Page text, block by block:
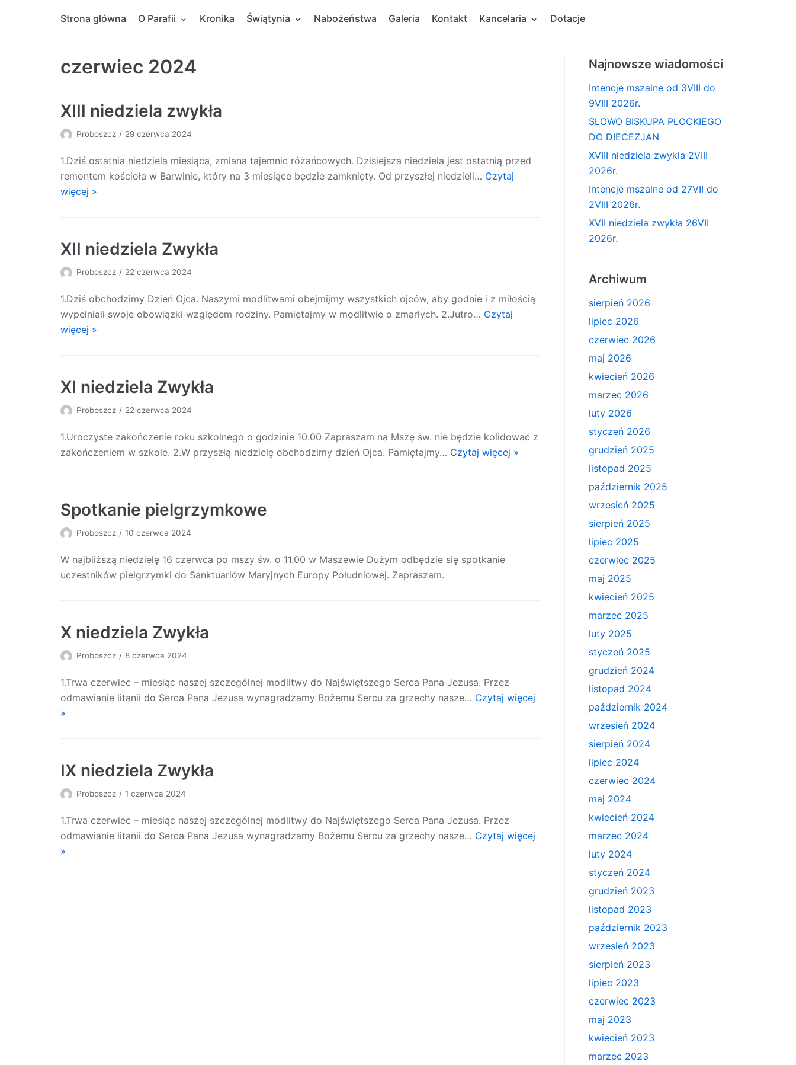
Strona główna O Parafii Kronika Świątynia Nabożeństwa Galeria Kontakt Kancelaria Dotacje
czerwiec 2024
XIII niedziela zwykła
Proboszcz 29 czerwca 2024
1.Dziś ostatnia niedziela miesiąca, zmiana tajemnic różańcowych. Dzisiejsza niedziela jest ostatnią przed
remontem kościoła w Barwinie, który na 3 miesiące będzie zamknięty. Od przyszłej niedzieli… Czytaj
więcej »
XII niedziela Zwykła
Proboszcz 22 czerwca 2024
1.Dziś obchodzimy Dzień Ojca. Naszymi modlitwami obejmijmy wszystkich ojców, aby godnie i z miłością
wypełniali swoje obowiązki względem rodziny. Pamiętajmy w modlitwie o zmarłych. 2.Jutro… Czytaj
więcej »
XI niedziela Zwykła
Proboszcz 22 czerwca 2024
1.Uroczyste zakończenie roku szkolnego o godzinie 10.00 Zapraszam na Mszę św. nie będzie kolidować z
zakończeniem w szkole. 2.W przyszłą niedzielę obchodzimy dzień Ojca. Pamiętajmy… Czytaj więcej »
Spotkanie pielgrzymkowe
Proboszcz 10 czerwca 2024
W najbliższą niedzielę 16 czerwca po mszy św. o 11.00 w Maszewie Dużym odbędzie się spotkanie
uczestników pielgrzymki do Sanktuariów Maryjnych Europy Południowej. Zapraszam.
X niedziela Zwykła
Proboszcz 8 czerwca 2024
1.Trwa czerwiec – miesiąc naszej szczególnej modlitwy do Najświętszego Serca Pana Jezusa. Przez
odmawianie litanii do Serca Pana Jezusa wynagradzamy Bożemu Sercu za grzechy nasze… Czytaj więcej
»
IX niedziela Zwykła
Proboszcz 1 czerwca 2024
1.Trwa czerwiec – miesiąc naszej szczególnej modlitwy do Najświętszego Serca Pana Jezusa. Przez
odmawianie litanii do Serca Pana Jezusa wynagradzamy Bożemu Sercu za grzechy nasze… Czytaj więcej
»
Najnowsze wiadomości
Intencje mszalne od 3VIII do
9VIII 2026r.
SŁOWO BISKUPA PŁOCKIEGO
DO DIECEZJAN
XVIII niedziela zwykła 2VIII
2026r.
Intencje mszalne od 27VII do
2VIII 2026r.
XVII niedziela zwykła 26VII
2026r.
Archiwum
sierpień 2026
lipiec 2026
czerwiec 2026
maj 2026
kwiecień 2026
marzec 2026
luty 2026
styczeń 2026
grudzień 2025
listopad 2025
październik 2025
wrzesień 2025
sierpień 2025
lipiec 2025
czerwiec 2025
maj 2025
kwiecień 2025
marzec 2025
luty 2025
styczeń 2025
grudzień 2024
listopad 2024
październik 2024
wrzesień 2024
sierpień 2024
lipiec 2024
czerwiec 2024
maj 2024
kwiecień 2024
marzec 2024
luty 2024
styczeń 2024
grudzień 2023
listopad 2023
październik 2023
wrzesień 2023
sierpień 2023
lipiec 2023
czerwiec 2023
maj 2023
kwiecień 2023
marzec 2023